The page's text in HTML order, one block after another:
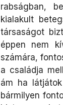
rabságban,
kialakult
társaságot
éppen nem
számára,
a családja
ám ha
bármilyen